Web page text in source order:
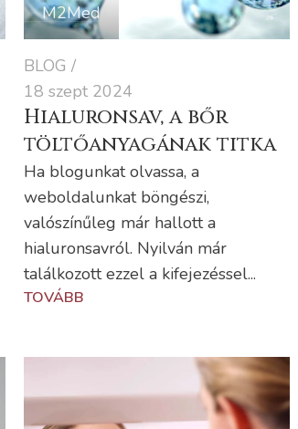
M2Med
BLOG
18 szept 2024
Hialuronsav, a bőr
töltőanyagának titka
Ha blogunkat olvassa, a
weboldalunkat böngészi,
valószínűleg már hallott a
hialuronsavról. Nyilván már
találkozott ezzel a kifejezéssel...
TOVÁBB